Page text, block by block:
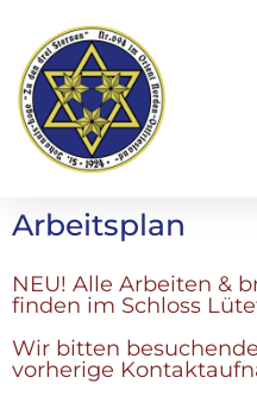
Arbeitsplan
NEU! Alle Arbeiten &
finden im Schloss
Wir bitten
vorherige